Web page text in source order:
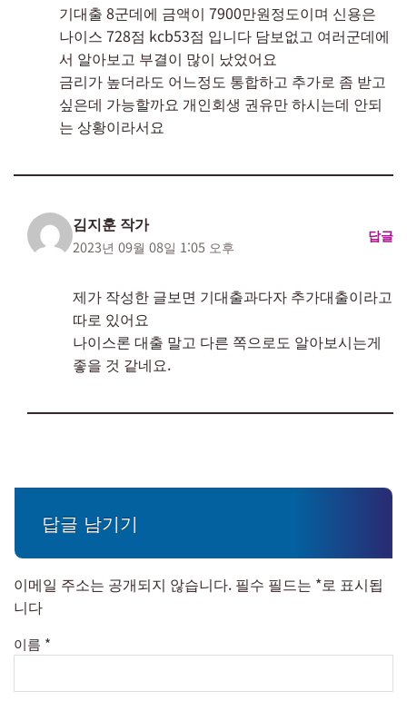
기대출 8군데에 금액이 7900만원정도이며 신용은
나이스 728점 kcb53점 입니다 담보없고 여러군데에
서 알아보고 부결이 많이 났었어요
금리가 높더라도 어느정도 통합하고 추가로 좀 받고
싶은데 가능할까요 개인회생 권유만 하시는데 안되
는 상황이라서요
김지훈 작가
2023년 09월 08일 1:05 오후
답글
제가 작성한 글보면 기대출과다자 추가대출이라고
따로 있어요
나이스론 대출 말고 다른 쪽으로도 알아보시는게
좋을 것 같네요.
답글 남기기
이메일 주소는 공개되지 않습니다. 필수 필드는 *로 표시됩
니다
이름 *